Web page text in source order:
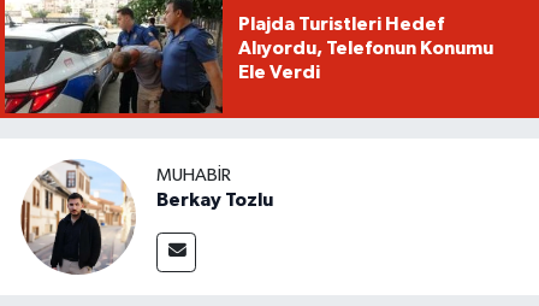
Plajda Turistleri Hedef
Alıyordu, Telefonun Konumu
Ele Verdi
MUHABIR
Berkay Tozlu